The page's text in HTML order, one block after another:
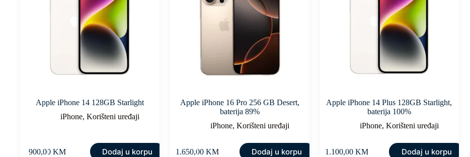
Apple iPhone 14 128GB Starlight
iPhone,Korišteni uređaji
900,00KM Dodaj u korpu
Apple iPhone 16 Pro 256 GB Desert,
baterija 89%
iPhone, Korišteni uređaji
1.650,00 KM Dodaj u korpu
Apple iPhone 14 Plus 128GB Starlight,
baterija 100%
iPhone, Korišteni uređaji
1.100,00KM Dodaj u korpu